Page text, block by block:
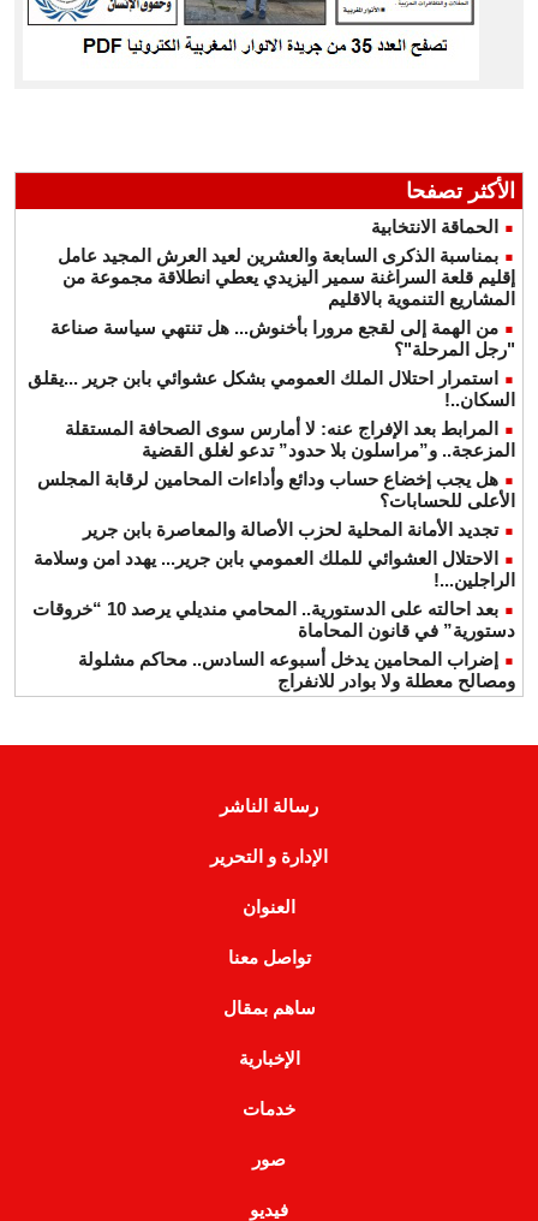
الأكثر تصفحا
الحماقة الانتخابية
بمناسبة الذكرى السابعة والعشرين لعيد العرش المجيد عامل
إقليم قلعة السراغنة سمير اليزيدي يعطي انطلاقة مجموعة من
المشاريع التنموية بالاقليم
من الهمة إلى لقجع مرورا بأخنوش... هل تنتهي سياسة صناعة
"رجل المرحلة"؟
استمرار احتلال الملك العمومي بشكل عشوائي بابن جرير ...يقلق
السكان..!
المرابط بعد الإفراج عنه: لا أمارس سوى الصحافة المستقلة
المزعجة.. و”مراسلون بلا حدود” تدعو لغلق القضية
هل يجب إخضاع حساب ودائع وأداءات المحامين لرقابة المجلس
الأعلى للحسابات؟
تجديد الأمانة المحلية لحزب الأصالة والمعاصرة بابن جرير
الاحتلال العشوائي للملك العمومي بابن جرير... يهدد امن وسلامة
الراجلين...!
بعد احالته على الدستورية.. المحامي منديلي يرصد 10 “خروقات
دستورية” في قانون المحاماة
إضراب المحامين يدخل أسبوعه السادس.. محاكم مشلولة
ومصالح معطلة ولا بوادر للانفراج
رسالة الناشر
الإدارة و التحرير
العنوان
تواصل معنا
ساهم بمقال
الإخبارية
خدمات
صور
فيديو